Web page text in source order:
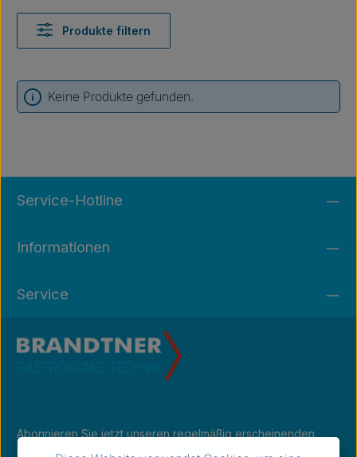
Produkte filtern
Keine Produkte gefunden.
Service-Hotline
Informationen
Service
Abonnieren Sie jetzt unseren regelmäßig erscheinenden
Newsletter, um rechtzeitig über neue Produkte und